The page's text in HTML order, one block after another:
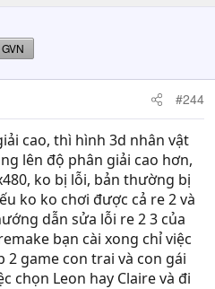
#244
cao, thì hình 3d nhân vật
lên độ phân giải cao hơn,
ko bị lỗi, bản thường bị
ko ko chơi được cả re 2 và
dẫn sửa lỗi re 2 3 của
bạn cài xong chỉ việc
game con trai và con gái
chọn Leon hay Claire và đi